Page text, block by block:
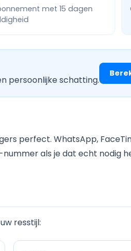
met 15 dagen
persoonlijke schatting.
perfect. WhatsApp,
als je dat echt nodig
resstijl: